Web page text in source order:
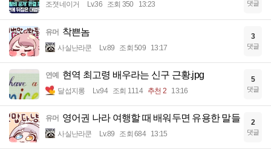
조졋네이거 Lv.36 조회 350 13:23 댓글
유머 착쁜놈
사실난라쿤 Lv.89 조회 509 13:17
3
댓글
연예 현역 최고령 배우라는 신구 근황.jpg
달섭지롱 Lv.94 조회 1114 추천 2 13:16
5
댓글
유머 영어권 나라 여행할 때 배워두면 유용한 말들
사실난라쿤 Lv.89 조회 684 13:15
2
댓글